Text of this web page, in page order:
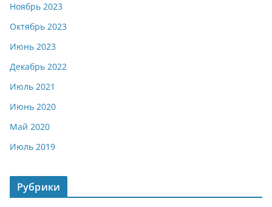
Ноябрь 2023
Октябрь 2023
Июнь 2023
Декабрь 2022
Июль 2021
Июнь 2020
Май 2020
Июль 2019
Рубрики